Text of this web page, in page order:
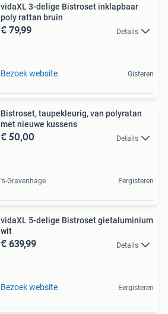
vidaXL 3-delige Bistroset inklapbaar
poly rattan bruin
€ 79,99 Details
Bezoek website Gisteren
Bistroset, taupekleurig, van polyratan
met nieuwe kussens
€ 50,00 Details
's-Gravenhage Eergisteren
vidaXL 5-delige Bistroset gietaluminium
wit
€ 639,99 Details
Bezoek website Eergisteren